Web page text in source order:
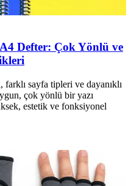
Defter: Çok Yönlü ve
sayfa tipleri ve dayanıklı
çok yönlü bir yazı
estetik ve fonksiyonel